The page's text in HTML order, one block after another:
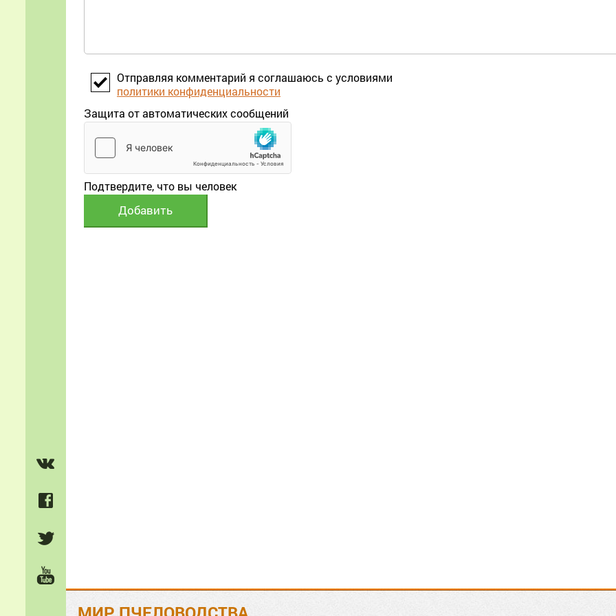
Отправляя комментарий я соглашаюсь с условиями
политики конфиденциальности
Защита от автоматических сообщений
Подтвердите, что вы человек